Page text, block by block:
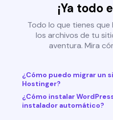
¡Ya todo
Todo lo que tienes
los archivos de tu
aventura. Mira
¿Cómo puedo migrar un
Hostinger?
¿Cómo instalar
instalador automático?